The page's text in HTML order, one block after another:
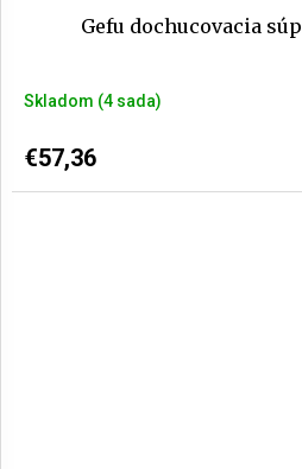
Gefu dochucovacia
Skladom (4 sada)
€57,36